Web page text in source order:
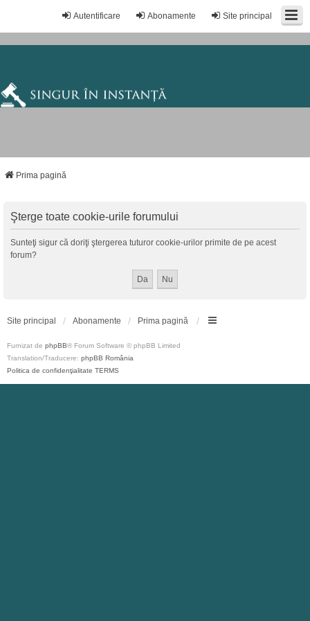
Site principal
Abonamente
Autentificare
Prima pagină
Şterge toate cookie-urile forumului
Sunteţi sigur că doriţi ştergerea tuturor cookie-urilor primite de pe acest
forum?
Site principal Abonamente Prima pagină
Furnizat de phpBB® Forum Software © phpBB Limited
Translation/Traducere: phpBB România
Politica de confidenţialitate TERMS